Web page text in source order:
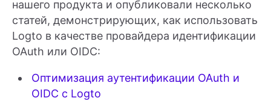
нашего продукта и опубликовали несколько
статей, демонстрирующих, как использовать
Logto в качестве провайдера идентификации
OAuth или OIDC:
Оптимизация аутентификации OAuth и
OIDC с Logto